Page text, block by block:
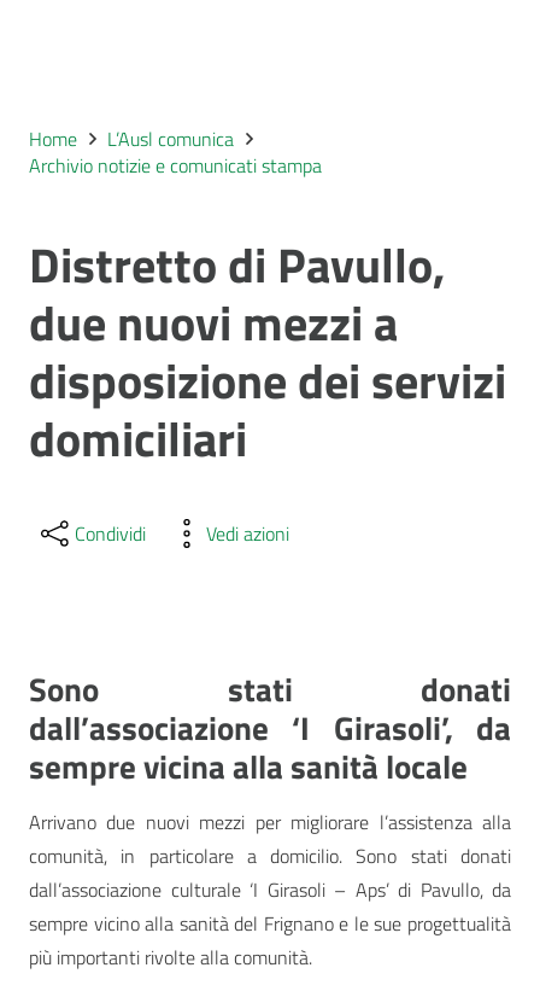
Home
L’Ausl comunica
Archivio notizie e comunicati stampa
Distretto di Pavullo,
due nuovi mezzi a
disposizione dei servizi
domiciliari
Condividi Vedi azioni
Sono stati donati
dall’associazione ‘I Girasoli’, da
sempre vicina alla sanità locale
Arrivano due nuovi mezzi per migliorare l’assistenza alla
comunità, in particolare a domicilio. Sono stati donati
dall’associazione culturale ‘I Girasoli – Aps’ di Pavullo, da
sempre vicino alla sanità del Frignano e le sue progettualità
più importanti rivolte alla comunità.